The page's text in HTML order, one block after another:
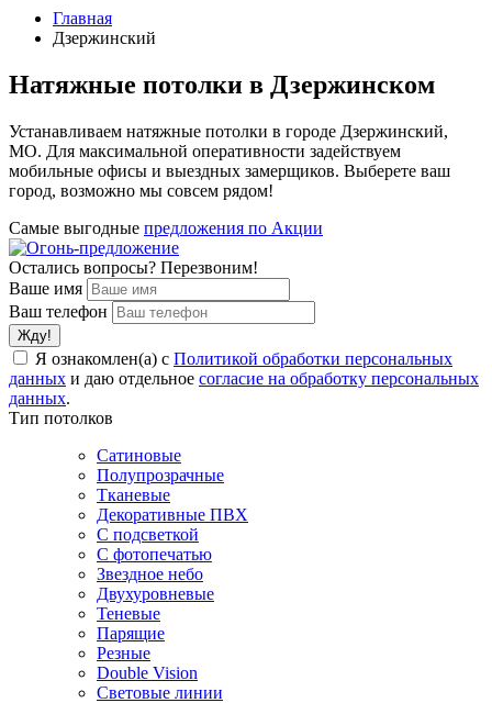
Главная
Дзержинский
Натяжные потолки в Дзержинском
Устанавливаем натяжные потолки в городе Дзержинский,
МО. Для максимальной оперативности задействуем
мобильные офисы и выездных замерщиков. Выберете ваш
город, возможно мы совсем рядом!
Самые выгодные предложения по Акции
Остались вопросы? Перезвоним!
Ваше имя
Ваш телефон
Я ознакомлен(а) с Политикой обработки персональных
данных и даю отдельное согласие на обработку персональных
данных.
Тип потолков
Сатиновые
Полупрозрачные
Тканевые
Декоративные ПВХ
С подсветкой
С фотопечатью
Звездное небо
Двухуровневые
Теневые
Парящие
Резные
Double Vision
Световые линии